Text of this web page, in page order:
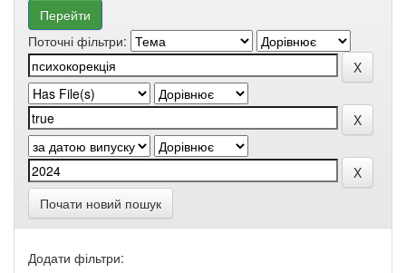
Поточні фільтри:
Почати новий пошук
Додати фільтри: